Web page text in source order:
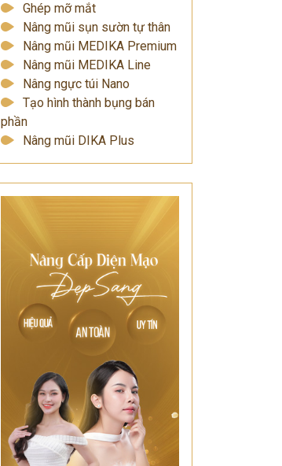
Ghép mỡ mắt
Nâng mũi sụn sườn tự thân
Nâng mũi MEDIKA Premium
Nâng mũi MEDIKA Line
Nâng ngực túi Nano
Tạo hình thành bụng bán
phần
Nâng mũi DIKA Plus